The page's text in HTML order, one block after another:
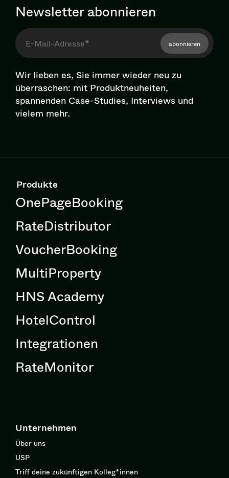
Newsletter abonnieren
abonnieren
Wir lieben es, Sie immer wieder neu zu
überraschen: mit Pro­dukt­neu­hei­ten,
spannenden Case-Studies, Interviews und
vielem mehr.
Produkte
OnePageBooking
RateDistributor
VoucherBooking
MultiProperty
HNS Academy
HotelControl
Integrationen
RateMonitor
Unternehmen
Über uns
USP
Triff deine zukünftigen Kolleg*innen